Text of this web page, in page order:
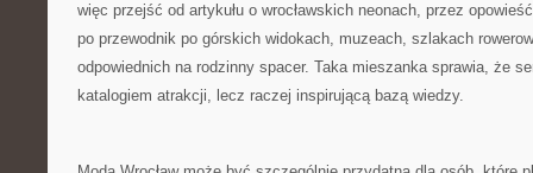
więc przejść od artykułu o wrocławskich neonach, przez
po przewodnik po górskich widokach, muzeach, szlakach
odpowiednich na rodzinny spacer. Taka mieszanka sprawia, że
katalogiem atrakcji, lecz raczej inspirującą bazą wiedzy.